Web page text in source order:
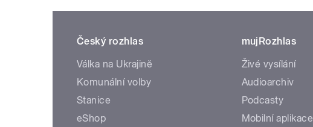
Český rozhlas
Válka na Ukrajině
Komunální volby
Stanice
eShop
mujRozhlas
Živé vysílání
Audioarchiv
Podcasty
Mobilní aplikace